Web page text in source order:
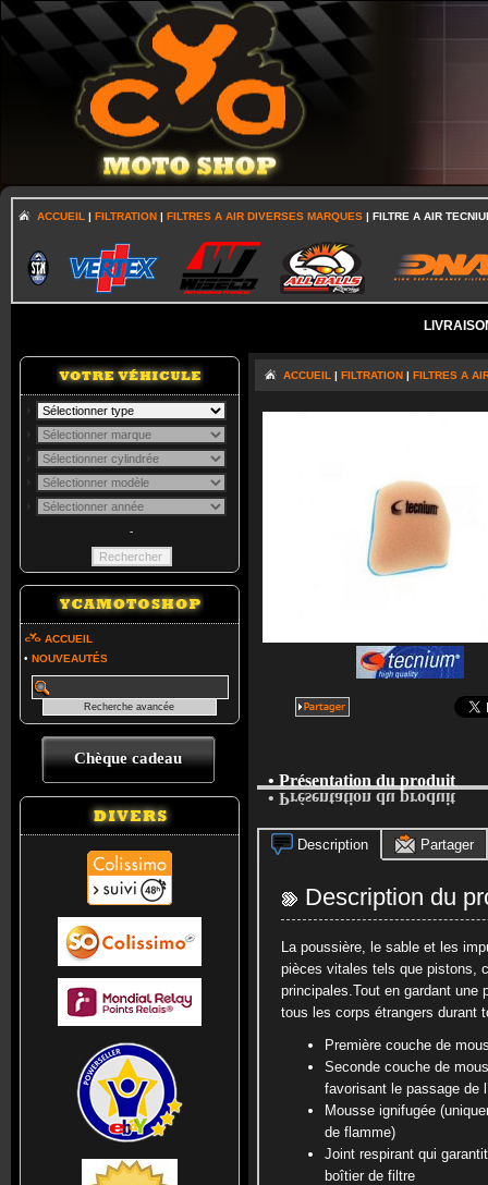
ACCUEIL | FILTRATION | FILTRES A AIR DIVERSES MARQUES | FILTRE A AIR
-
ACCUEIL
• NOUVEAUTÉS
Chèque cadeau
ACCUEIL | FILTRATION | FILTRES A
• Présentation du produit
• Présentation du produit
Description Partager
Description du
La poussière, le sable et les
pièces vitales tels que pistons,
principales.Tout en gardant une
tous les corps étrangers durant
Première couche de
Seconde couche de
favorisant le passage de
Mousse ignifugée
de flamme)
Joint respirant qui
boîtier de filtre